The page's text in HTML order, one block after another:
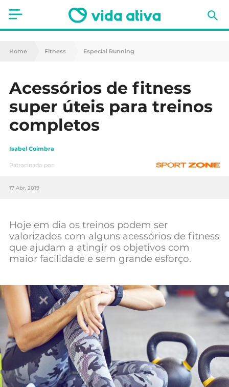
Saúde
Nutrição
Receitas
Fitness
Mães e Bebés
Animais de Estimação
Home Fitness Especial Running
Acessórios de fitness
super úteis para treinos
completos
Isabel Coimbra
Patrocinado por:
17 Abr, 2019
Hoje em dia os treinos podem ser
valorizados com alguns acessórios de fitness
que ajudam a atingir os objetivos com
maior facilidade e sem grande esforço.